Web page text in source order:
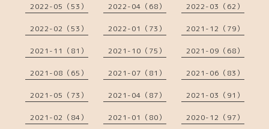
2022-05（53） 2022-04（68） 2022-03（62）
2022-02（53） 2022-01（73） 2021-12（79）
2021-11（81） 2021-10（75） 2021-09（68）
2021-08（65） 2021-07（81） 2021-06（83）
2021-05（73） 2021-04（87） 2021-03（91）
2021-02（84） 2021-01（80） 2020-12（97）